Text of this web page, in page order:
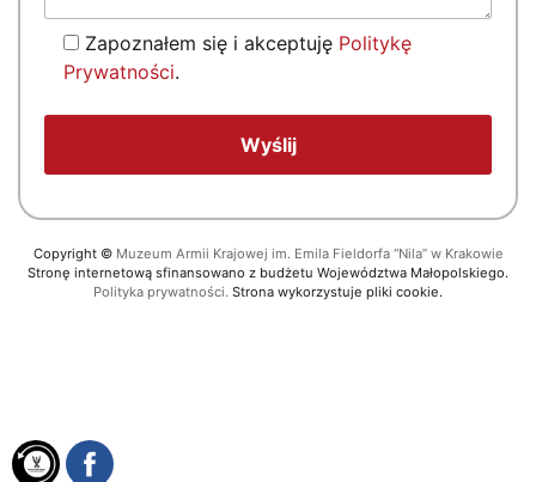
Zapoznałem się i akceptuję Politykę
Prywatności.
Copyright © Muzeum Armii Krajowej im. Emila Fieldorfa “Nila” w Krakowie
Stronę internetową sfinansowano z budżetu Województwa Małopolskiego.
Polityka prywatności. Strona wykorzystuje pliki cookie.